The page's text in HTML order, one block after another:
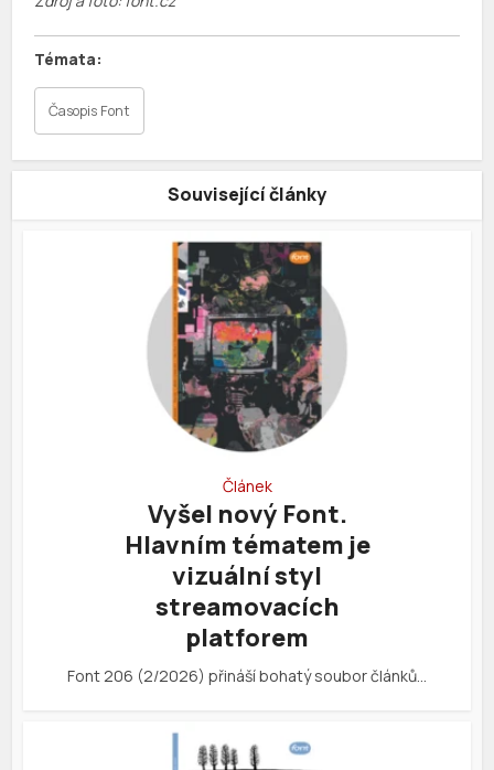
Časopis Font
Související články
Článek
Vyšel nový Font.
Hlavním tématem je
vizuální styl
streamovacích
platforem
Font 206 (2/2026) přináší bohatý soubor článků…